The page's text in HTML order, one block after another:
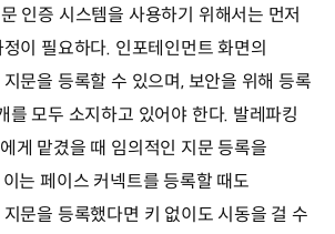
인증 시스템을 사용하기 위해서는 먼저
이 필요하다. 인포테인먼트 화면의
문을 등록할 수 있으며, 보안을 위해 등록
를 모두 소지하고 있어야 한다. 발레파킹
게 맡겼을 때 임의적인 지문 등록을
는 페이스 커넥트를 등록할 때도
문을 등록했다면 키 없이도 시동을 걸 수